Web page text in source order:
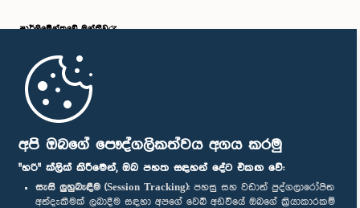
අපි ඔබගේ පෞද්ගලිකත්වය අගය කරමු
"හරි" ක්ලික් කිරීමෙන්, ඔබ පහත සඳහන් දේට එකඟ වේ:
සැසි ලුහුබැඳීම (Session Tracking): පහසු සහ වඩාත් පුද්ගලාරෝපිත
අත්දැකීමක් ලබාදීම සඳහා අපගේ වෙබ් අඩවියේ ඔබගේ ක්‍රියාකාරකම්
පාර්ලි‌මේන්තුවේ මන්ත්‍රීවරු
මුල් පිටුව
පාර්ලිමේන්තු ජංගම යෙදුම